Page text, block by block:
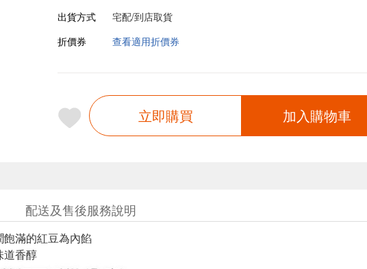
出貨方式
宅配/到店取貨
折價券
查看適用折價券
立即購買 加入購物車
配送及售後服務說明
飽滿的紅豆為內餡
道香醇